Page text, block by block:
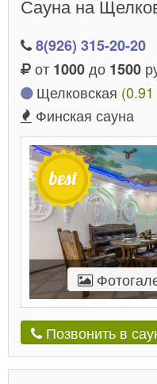
любимыми, а для
саунах у метро
все что вам нужно
В наших саунах
чтобы ваш отдых
ярких эмоций.
вашему поводу в
получать
метро Рязанский
Сауна на
8(926) 315-20-20
от 1000до 1500
Щелковская
Финская сауна
Позвонить в